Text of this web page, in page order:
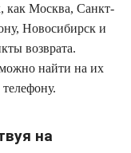
как Москва, Санкт-
Новосибирск и
возврата.
найти на их
на